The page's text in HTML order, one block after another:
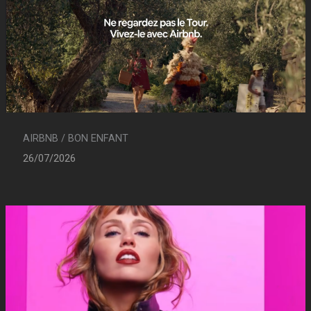
AIRBNB / BON ENFANT
26/07/2026